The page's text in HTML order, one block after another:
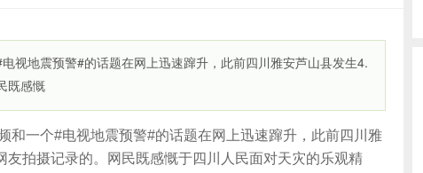
视地震预警#的话题在网上迅速蹿升，此前四川雅安芦山县发生4.
既感慨
一个#电视地震预警#的话题在网上迅速蹿升，此前四川雅
拍摄记录的。网民既感慨于四川人民面对天灾的乐观精